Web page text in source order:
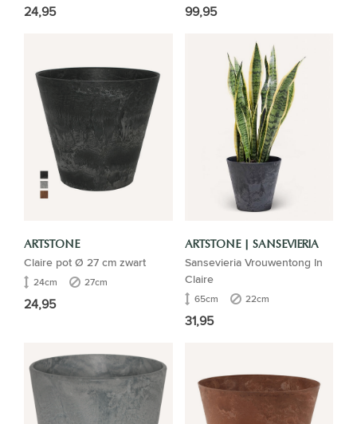
24,95 99,95
ARTSTONE
Claire pot Ø 27 cm zwart
24cm 27cm
24,95
ARTSTONE | SANSEVIERIA
Sansevieria Vrouwentong In
Claire
65cm 22cm
31,95